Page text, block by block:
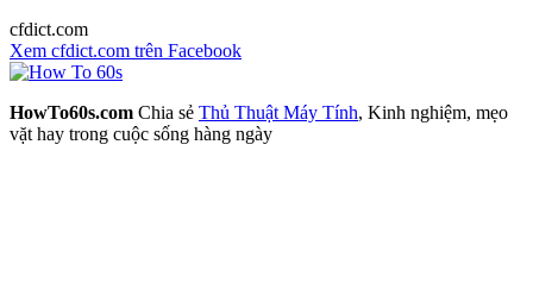
cfdict.com
Xem cfdict.com trên Facebook
HowTo60s.com Chia sẻ Thủ Thuật Máy Tính, Kinh nghiệm, mẹo
vặt hay trong cuộc sống hàng ngày